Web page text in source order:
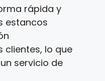
rápida y
estancos
clientes, lo que
servicio de